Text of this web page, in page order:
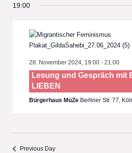
19:00
28. November 2024, 19:00 -21:00
Lesung und Gespräch mit
LIEBEN
Bürgerhaus MüZe Berliner Str. 77,
Previous Day